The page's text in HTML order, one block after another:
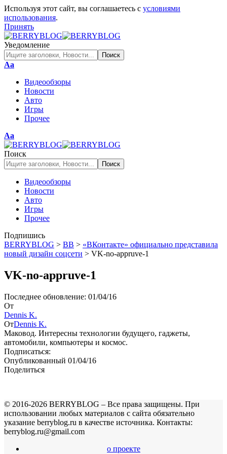
Используя этот сайт, вы соглашаетесь с условиями
использования.
Принять
Уведомление
Изменение
шрифта
Аа
Видеообзоры
Новости
Авто
Игры
Прочее
Изменение
размера
шрифта
Аа
Поиск
Видеообзоры
Новости
Авто
Игры
Прочее
Подпишись
BERRYBLOG > BB > «ВКонтакте» официально представила
новый дизайн соцсети > VK-no-appruve-1
VK-no-appruve-1
Последнее обновление: 01/04/16
От
Dennis K.
ОтDennis K.
Маковод. Интересны технологии будущего, гаджеты,
автомобили, компьютеры и космос.
Подписаться:
Опубликованный 01/04/16
Поделиться
© 2016-2026 BERRYBLOG – Все права защищены. При
использовании любых материалов с сайта обязательно
указание berryblog.ru в качестве источника. Контакты:
berryblog.ru@gmail.com
о проекте